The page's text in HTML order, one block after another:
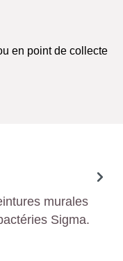
en point de collecte
murales
Sigma.